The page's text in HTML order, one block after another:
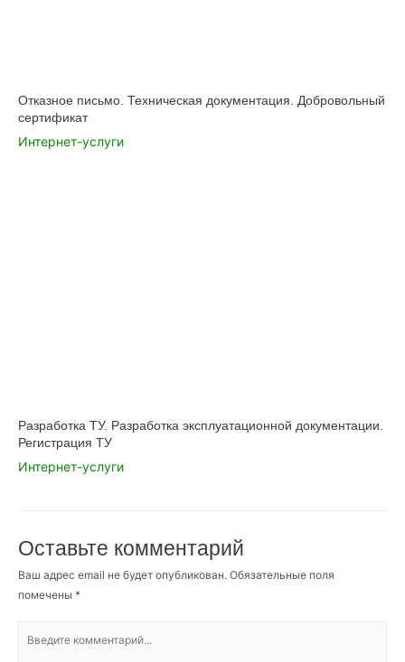
Отказное письмо. Техническая документация. Добровольный
сертификат
Интернет-услуги
Разработка ТУ. Разработка эксплуатационной документации.
Регистрация ТУ
Интернет-услуги
Оставьте комментарий
Ваш адрес email не будет опубликован. Обязательные поля
помечены *
комментарий...